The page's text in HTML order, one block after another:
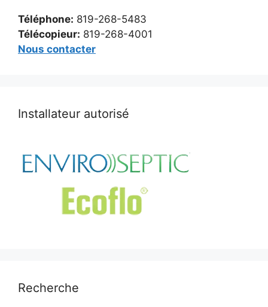
Téléphone: 819-268-5483
Télécopieur: 819-268-4001
Nous contacter
Installateur autorisé
Recherche